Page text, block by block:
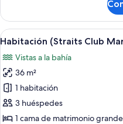
Courtyard
Room
King
Abrir
todas
las
fotos
de
Habitación
(Straits
9
Habitación (Straits Club
Vistas a la bahía
36 m²
1 habitación
3 huéspedes
1 cama de matrimonio grande